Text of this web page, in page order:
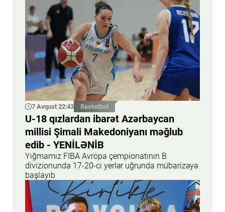
7 Avqust 22:43 Basketbol
U-18 qızlardan ibarət Azərbaycan
millisi Şimali Makedoniyanı məğlub
edib - YENİLƏNİB
Yığmamız FIBA Avropa çempionatının B
divizionunda 17-20-ci yerlər uğrunda mübarizəyə
başlayıb